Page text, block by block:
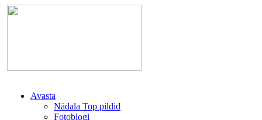
Avasta
Nädala Top pildid
Fotoblogi